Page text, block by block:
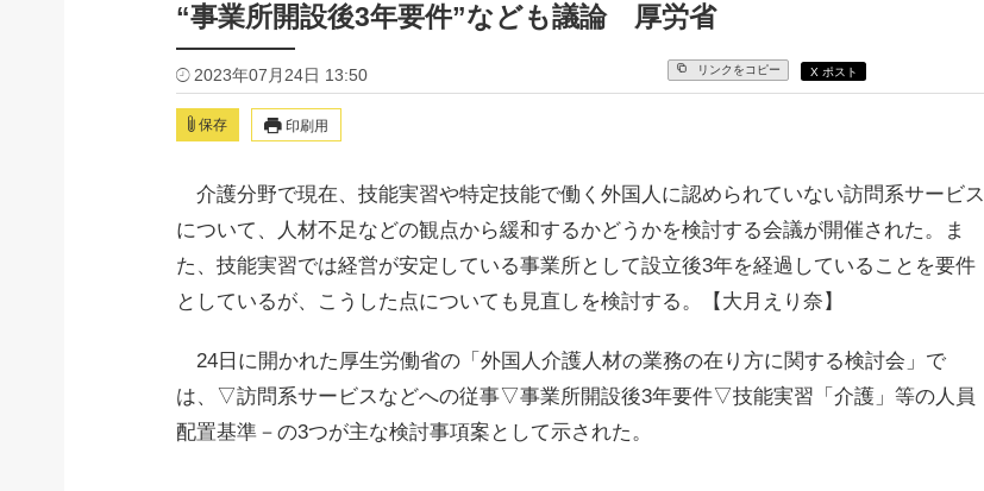
“事業所開設後3年要件”なども議論 厚労省
2023年07月24日 13:50 リンクをコピー X ポスト
保存 印刷用
介護分野で現在、技能実習や特定技能で働く外国人に認められていない訪問系サービス
について、人材不足などの観点から緩和するかどうかを検討する会議が開催された。ま
た、技能実習では経営が安定している事業所として設立後3年を経過していることを要件
としているが、こうした点についても見直しを検討する。【大月えり奈】
24日に開かれた厚生労働省の「外国人介護人材の業務の在り方に関する検討会」で
は、▽訪問系サービスなどへの従事▽事業所開設後3年要件▽技能実習「介護」等の人員
配置基準－の3つが主な検討事項案として示された。